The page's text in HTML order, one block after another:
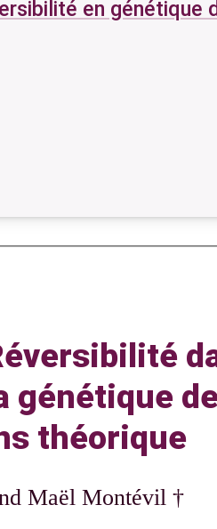
en génétique
génétique
théorique
Maël Montévil †